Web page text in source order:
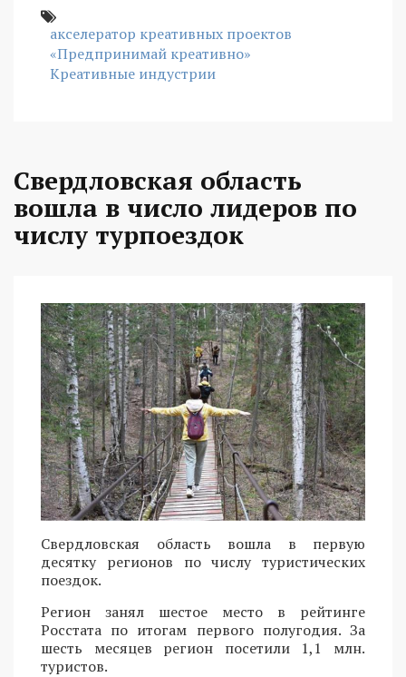
акселератор креативных проектов
«Предпринимай креативно»
Креативные индустрии
Свердловская область
вошла в число лидеров по
числу турпоездок
Свердловская область вошла в первую
десятку регионов по числу туристических
поездок.
Регион занял шестое место в рейтинге
Росстата по итогам первого полугодия. За
шесть месяцев регион посетили 1,1 млн.
туристов.